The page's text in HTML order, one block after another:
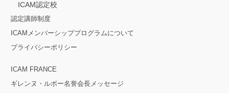
ICAM認定校
認定講師制度
ICAMメンバーシッププログラムについて
プライバシーポリシー
ICAM FRANCE
ギレンヌ・ルボー名誉会長メッセージ